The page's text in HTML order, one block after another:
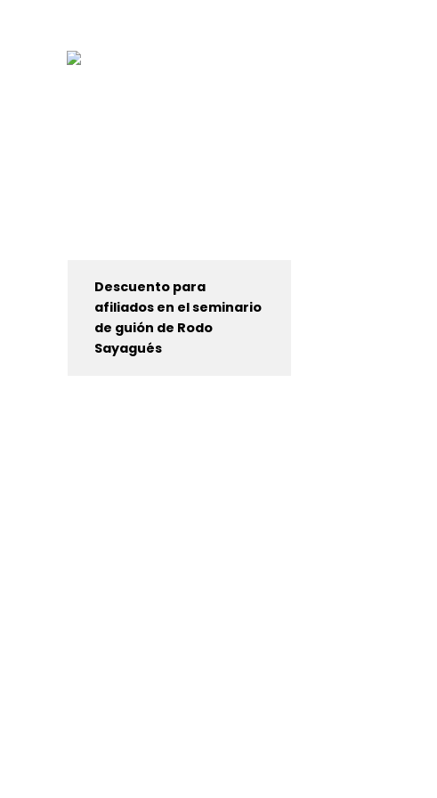
Descuento para
afiliados en el seminario
de guión de Rodo
Sayagués